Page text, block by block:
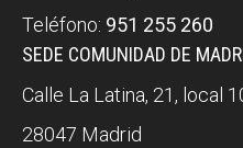
Teléfono: 951 255 260
SEDE COMUNIDAD DE
Calle La Latina, 21, local
28047 Madrid